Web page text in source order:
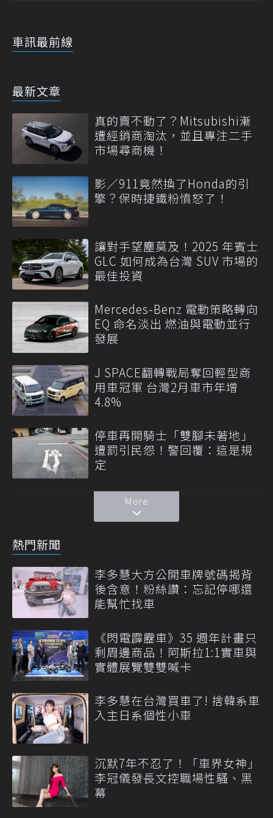
車訊最前線
最新文章
真的賣不動了？Mitsubishi漸
遭經銷商淘汰，並且專注二手
市場尋商機！
影／911竟然換了Honda的引
擎？保時捷鐵粉憤怒了！
讓對手望塵莫及！2025 年賓士
GLC 如何成為台灣 SUV 市場的
最佳投資
Mercedes-Benz 電動策略轉向
EQ 命名淡出 燃油與電動並行
發展
J SPACE翻轉戰局奪回輕型商
用車冠軍 台灣2月車市年增
4.8%
停車再開騎士「雙腳未著地」
遭罰引民怨！警回覆：這是規
定
More
熱門新聞
李多慧大方公開車牌號碼揭背
後含意！粉絲讚：忘記停哪還
能幫忙找車
《閃電霹靂車》35 週年計畫只
剩周邊商品！阿斯拉1:1實車與
實體展覽雙雙喊卡
李多慧在台灣買車了! 捨韓系車
入主日系個性小車
沉默7年不忍了！「車界女神」
李冠儀發長文控職場性騷、黑
幕